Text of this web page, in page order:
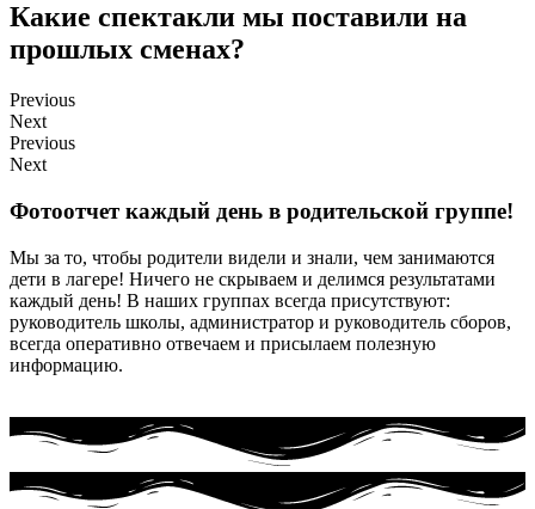
Какие спектакли мы поставили на
прошлых сменах?
Previous
Next
Previous
Next
Фотоотчет каждый день в родительской группе!
Мы за то, чтобы родители видели и знали, чем занимаются
дети в лагере! Ничего не скрываем и делимся результатами
каждый день! В наших группах всегда присутствуют:
руководитель школы, администратор и руководитель сборов,
всегда оперативно отвечаем и присылаем полезную
информацию.